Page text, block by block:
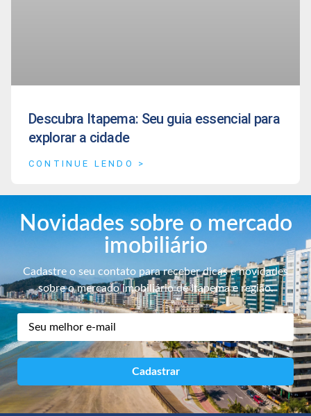
Descubra Itapema: Seu guia essencial para
explorar a cidade
CONTINUE LENDO >
Novidades sobre o mercado
imobiliário
Cadastre o seu contato para receber dicas e novidades
sobre o mercado imobiliário de Itapema e região.